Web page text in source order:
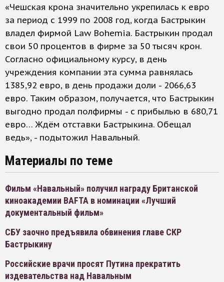
«Чешская крона значительно укрепилась к евро
за период с 1999 по 2008 год, когда Бастрыкин
владел фирмой Law Bohemia. Бастрыкин продал
свои 50 процентов в фирме за 50 тысяч крон.
Согласно официальному курсу, в день
учреждения компании эта сумма равнялась
1385,92 евро, в день продажи доли - 2066,63
евро. Таким образом, получается, что Бастрыкин
выгодно продал полфирмы - с прибылью в 680,71
евро… Ждём отставки Бастрыкина. Обещал
ведь», - подытожил Навальный.
Материалы по теме
Фильм «Навальный» получил награду Британской
киноакадемии BAFTA в номинации «Лучший
документальный фильм»
СБУ заочно предъявила обвинения главе СКР
Бастрыкину
Российские врачи просят Путина прекратить
издевательства над Навальным